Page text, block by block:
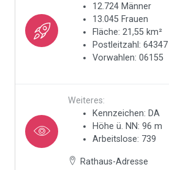
12.724 Männer
13.045 Frauen
Fläche: 21,55 km²
Postleitzahl: 64347
Vorwahlen: 06155
Weiteres:
Kennzeichen: DA
Höhe ü. NN: 96 m
Arbeitslose: 739
Rathaus-Adresse